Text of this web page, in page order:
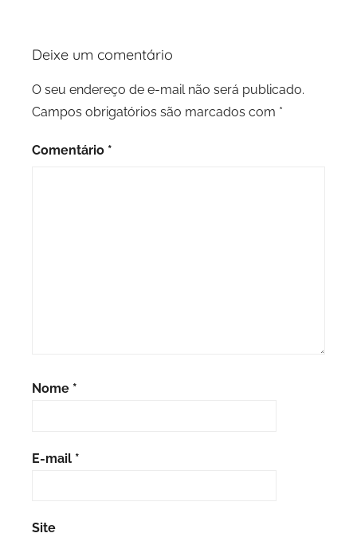
Deixe um comentário
O seu endereço de e-mail não será publicado.
Campos obrigatórios são marcados com *
Comentário *
Nome *
E-mail *
Site